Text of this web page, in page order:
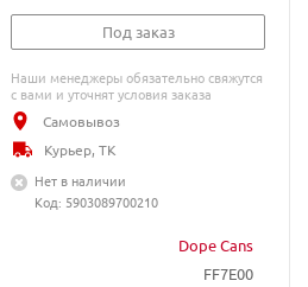
Dope Cans
FF7E00
Под заказ
Наши менеджеры обязательно свяжутся
с вами и уточнят условия заказа
Самовывоз
Курьер, ТК
Нет в наличии
Код: 5903089700210